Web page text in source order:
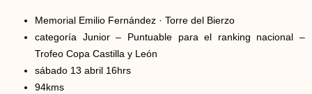
Memorial Emilio Fernández · Torre del Bierzo
categoría Junior – Puntuable para el ranking nacional –
Trofeo Copa Castilla y León
sábado 13 abril 16hrs
94kms